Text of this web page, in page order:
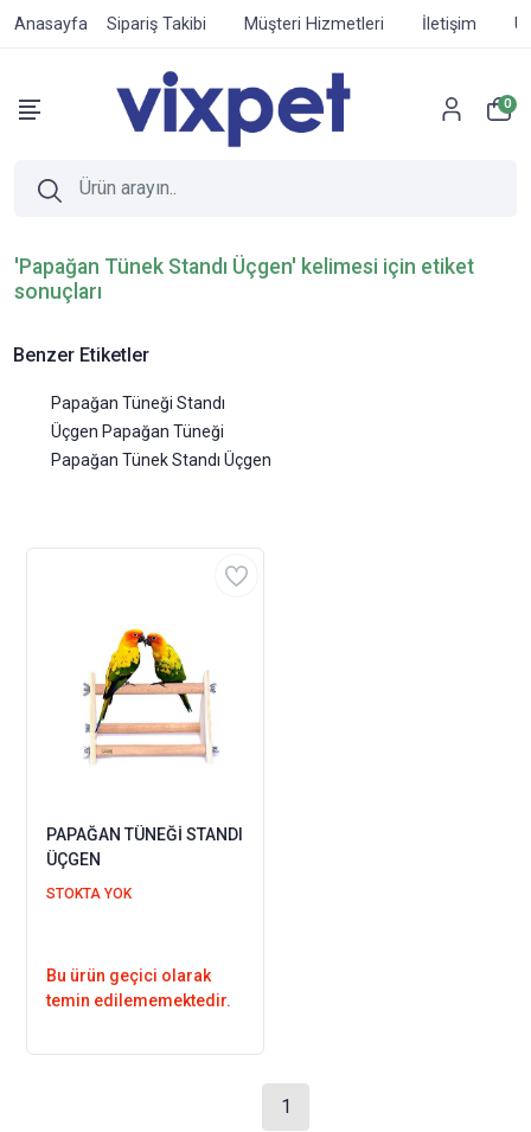
Anasayfa Sipariş Takibi Müşteri Hizmetleri İletişim
0
'Papağan Tünek Standı Üçgen' kelimesi için etiket
sonuçları
Benzer Etiketler
Papağan Tüneği Standı
Üçgen Papağan Tüneği
Papağan Tünek Standı Üçgen
PAPAĞAN TÜNEĞİ STANDI
ÜÇGEN
STOKTA YOK
Bu ürün geçici olarak
temin edilememektedir.
1